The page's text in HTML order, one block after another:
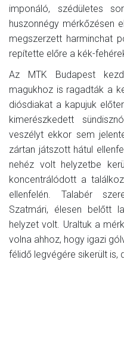
imponáló, szédületes
huszonnégy mérkőzésen
megszerzett harminchat
repítette előre a kék-
Az MTK Budapest
magukhoz is ragadták a
diósdiakat a kapujuk
kimerészkedett
veszélyt ekkor sem
zártan játszott hátul
nehéz volt helyzetbe
koncentrálódott a
ellenfelén. Talabér
Szatmári, élesen belőtt
helyzet volt. Uraltuk a
volna ahhoz, hogy igazi
félidő legvégére sikerült is,